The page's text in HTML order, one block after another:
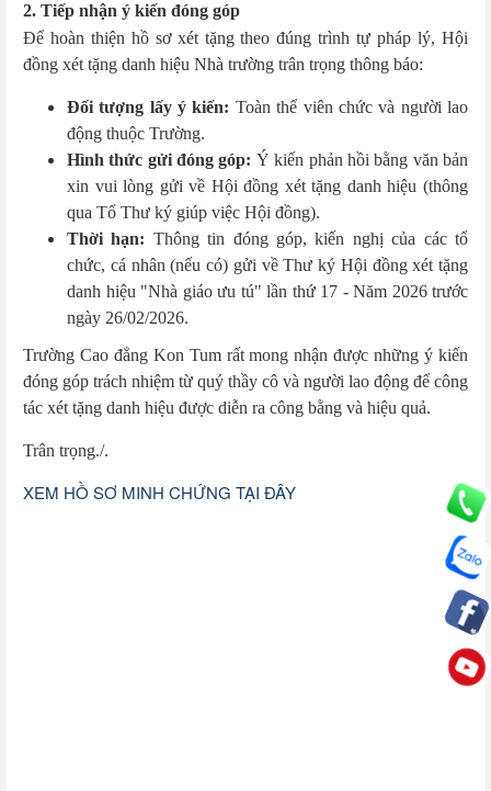
2. Tiếp nhận ý kiến đóng góp
Để hoàn thiện hồ sơ xét tặng theo đúng trình tự pháp lý, Hội
đồng xét tặng danh hiệu Nhà trường trân trọng thông báo:
Đối tượng lấy ý kiến: Toàn thể viên chức và người lao
động thuộc Trường.
Hình thức gửi đóng góp: Ý kiến phản hồi bằng văn bản
xin vui lòng gửi về Hội đồng xét tặng danh hiệu (thông
qua Tổ Thư ký giúp việc Hội đồng).
Thời hạn: Thông tin đóng góp, kiến nghị của các tổ
chức, cá nhân (nếu có) gửi về Thư ký Hội đồng xét tặng
danh hiệu "Nhà giáo ưu tú" lần thứ 17 - Năm 2026 trước
ngày 26/02/2026.
Trường Cao đẳng Kon Tum rất mong nhận được những ý kiến
đóng góp trách nhiệm từ quý thầy cô và người lao động để công
tác xét tặng danh hiệu được diễn ra công bằng và hiệu quả.
Trân trọng./.
XEM HỒ SƠ MINH CHỨNG TẠI ĐÂY